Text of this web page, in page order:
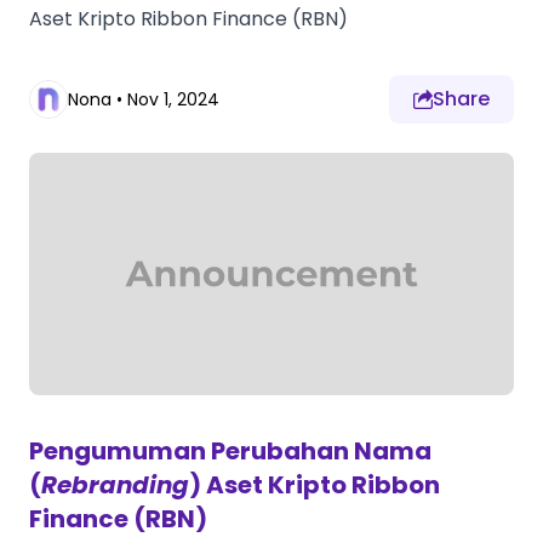
Aset Kripto Ribbon Finance (RBN)
Nona • Nov 1, 2024 Share
Pengumuman Perubahan Nama
(Rebranding) Aset Kripto Ribbon
Finance (RBN)